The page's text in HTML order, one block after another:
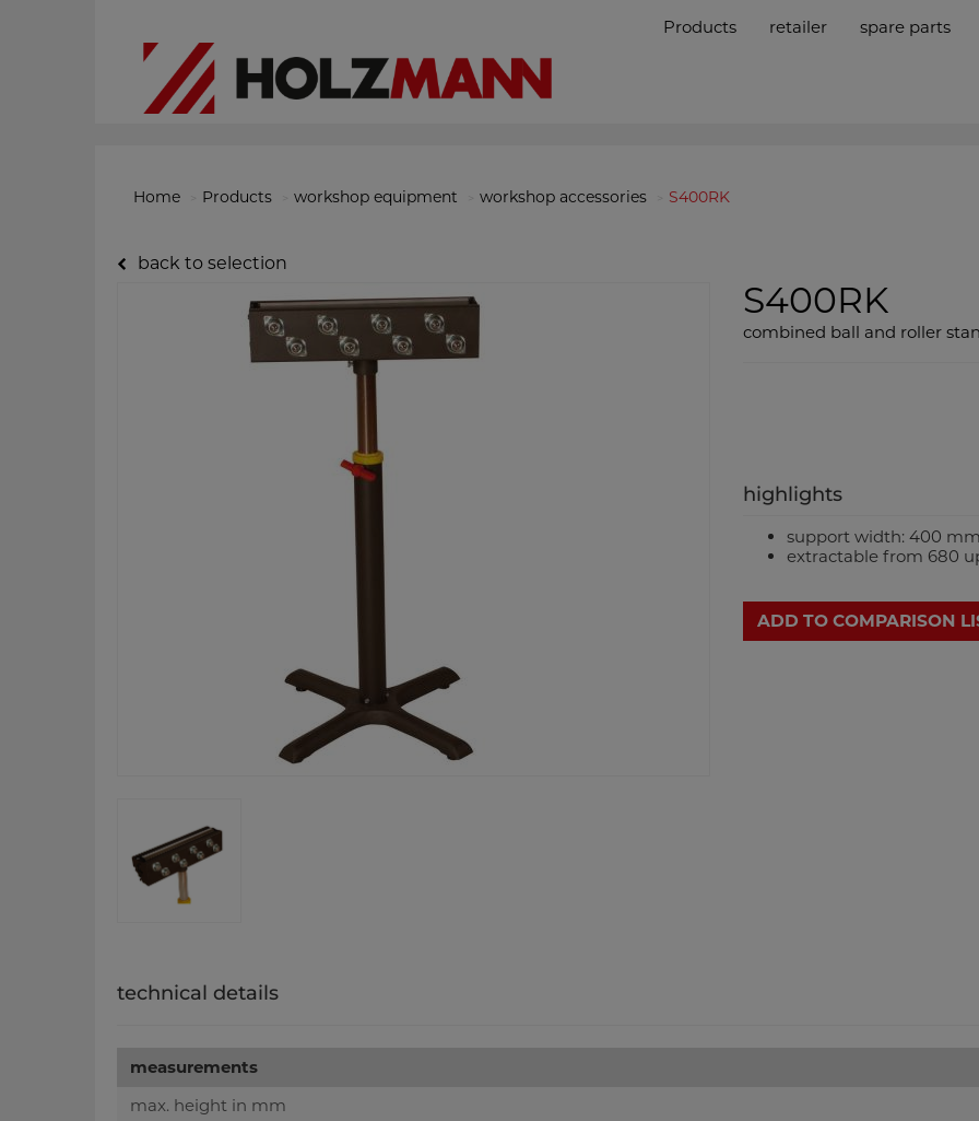
Products retailer spare parts
Home Products workshop equipment workshop accessories S400RK
back to selection
S400RK
combined ball and roller
highlights
support width: 400 mm
extractable from 680
ADD TO COMPARISON
technical details
measurements
max. height in mm